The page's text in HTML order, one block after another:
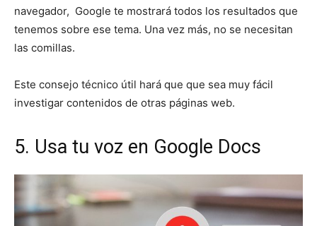
navegador, Google te mostrará todos los resultados que
tenemos sobre ese tema. Una vez más, no se necesitan
las comillas.
Este consejo técnico útil hará que que sea muy fácil
investigar contenidos de otras páginas web.
5. Usa tu voz en Google Docs